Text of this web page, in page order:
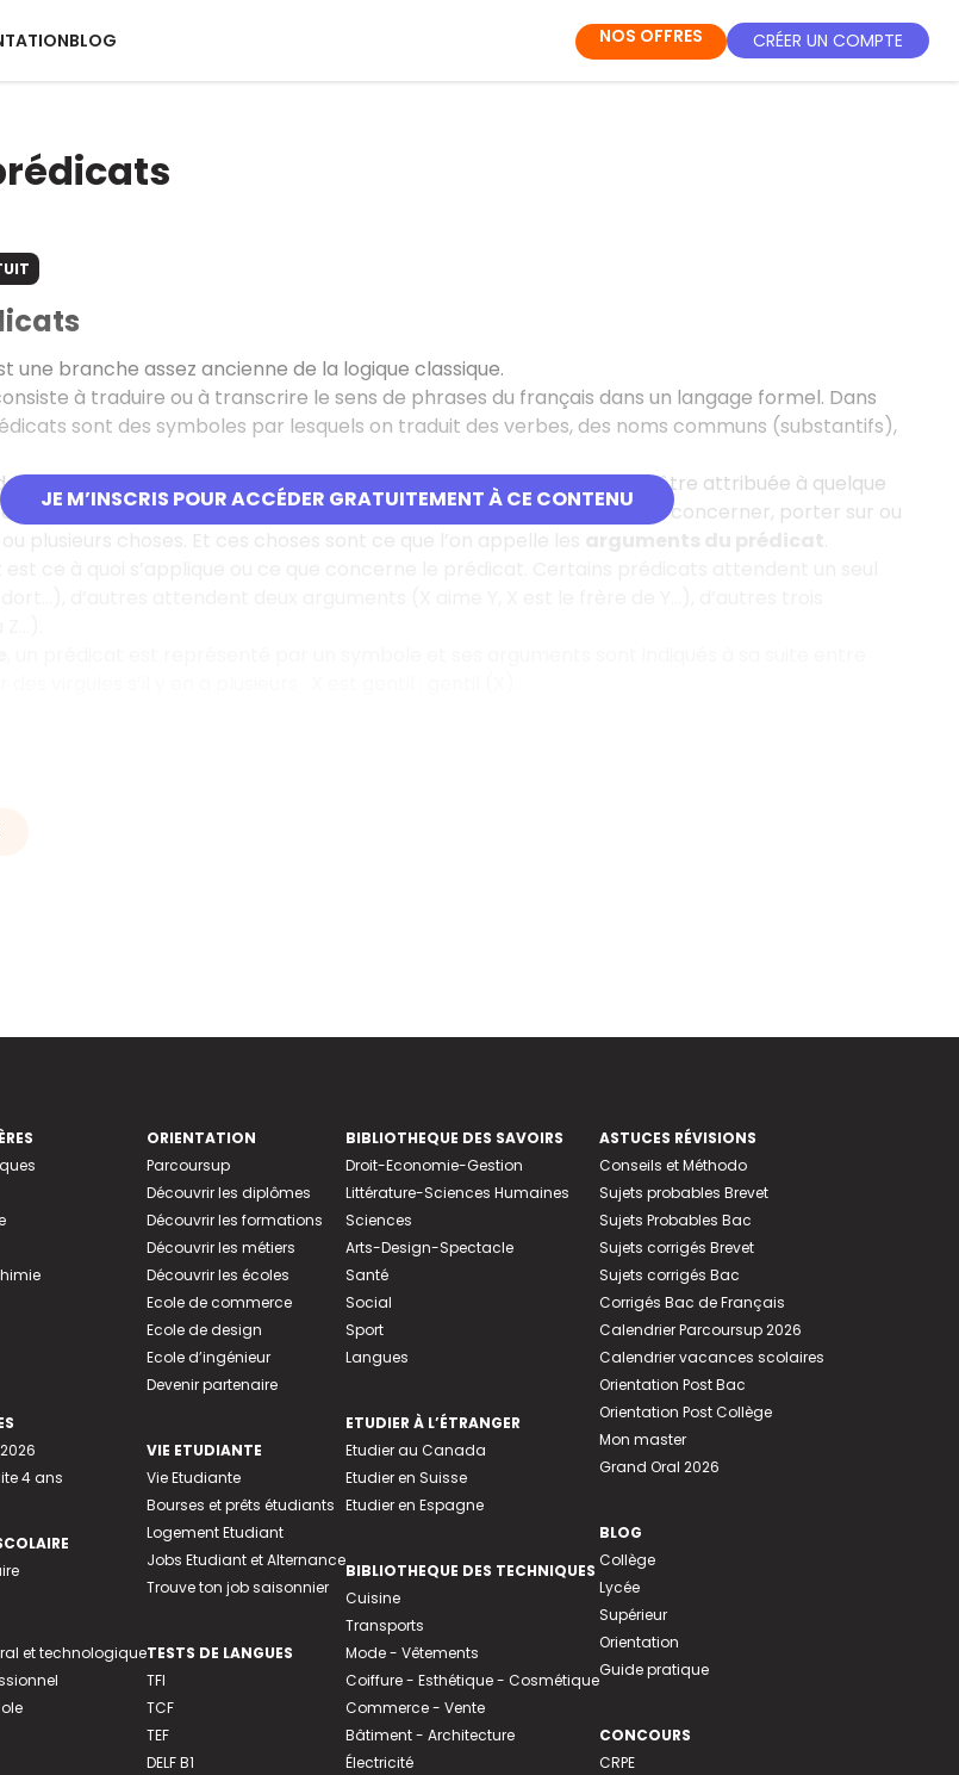
BLOG NOS OFFRES CRÉER UN COMPTE
JE M’INSCRIS POUR ACCÉDER GRATUITEMENT À CE CONTENU
une branche assez ancienne de la logique classique.
à traduire ou à transcrire le sens de phrases du français dans un langage formel. Dans
sont des symboles par lesquels on traduit des verbes, des noms communs (substantifs),
à des propriétés ou des relations. Le propre d’une propriété est d’être attribuée à quelque
porte sur des choses. Plus généralement, un prédicat est censé concerner, porter sur ou
4 ans
et technologique
ORIENTATION
Parcoursup
Découvrir les diplômes
Découvrir les formations
Découvrir les métiers
Découvrir les écoles
Ecole de commerce
Ecole de design
Ecole d’ingénieur
Devenir partenaire
VIE ETUDIANTE
Vie Etudiante
Bourses et prêts étudiants
Logement Etudiant
Jobs Etudiant et Alternance
Trouve ton job saisonnier
TESTS DE LANGUES
TFI
TCF
TEF
DELF B1
BIBLIOTHEQUE DES SAVOIRS
Droit-Economie-Gestion
Littérature-Sciences Humaines
Sciences
Arts-Design-Spectacle
Santé
Social
Sport
Langues
ETUDIER À L’ÉTRANGER
Etudier au Canada
Etudier en Suisse
Etudier en Espagne
BIBLIOTHEQUE DES TECHNIQUES
Cuisine
Transports
Mode - Vêtements
Coiffure - Esthétique - Cosmétique
Commerce - Vente
Bâtiment - Architecture
Électricité
ASTUCES RÉVISIONS
Conseils et Méthodo
Sujets probables Brevet
Sujets Probables Bac
Sujets corrigés Brevet
Sujets corrigés Bac
Corrigés Bac de Français
Calendrier Parcoursup 2026
Calendrier vacances scolaires
Orientation Post Bac
Orientation Post Collège
Mon master
Grand Oral 2026
BLOG
Collège
Lycée
Supérieur
Orientation
Guide pratique
CONCOURS
CRPE